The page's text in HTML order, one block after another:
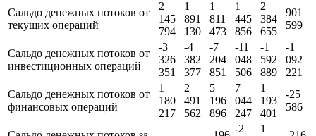
Показатель
кв.
2025
кв.
2024
кв.
2023
кв.
2022
кв.
2021
кв.
2020
Сальдо денежных потоков от
текущих операций
2
145
794
1
891
130
1
811
473
1
445
856
2
384
655
901
599
Сальдо денежных потоков от
инвестиционных операций
-3
326
351
-4
382
377
-7
204
851
-11
048
506
-1
592
889
-1
092